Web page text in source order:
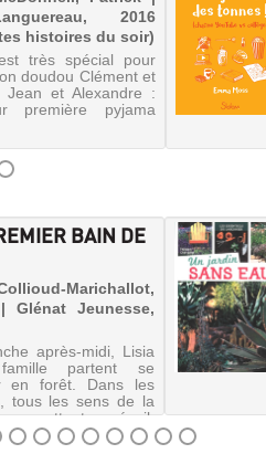
2016
histoires du soir)
très spécial pour
doudou Clément et
Jean et Alexandre :
première pyjama
BAIN DE
Marichallot,
Glénat Jeunesse,
après-midi, Lisia
partent se
en forêt. Dans les
tous les sens de la
se mettent en éveil.
la résine de pin, se